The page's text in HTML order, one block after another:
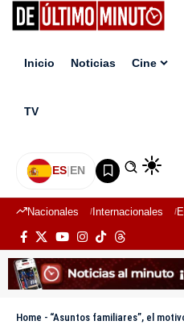
Inicio Noticias Cine
TV
ES|EN
Nacionales Internacionales
Home - “Asuntos familiares”, el motivo de